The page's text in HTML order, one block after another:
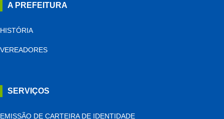
A PREFEITURA
HISTÓRIA
VEREADORES
SERVIÇOS
EMISSÃO DE CARTEIRA DE IDENTIDADE